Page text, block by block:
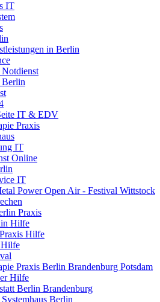
IT
in Berlin
IT & EDV
Praxis
IT
Online
IT
Power Open Air - Festival Wittstock
Praxis
Hilfe
Hilfe
Praxis Berlin Brandenburg Potsdam
Hilfe
Berlin Brandenburg
Berlin